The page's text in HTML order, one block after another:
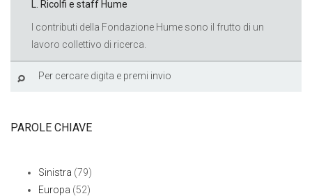
L. Ricolfi e staff Hume
I contributi della Fondazione Hume sono il frutto di un
lavoro collettivo di ricerca.
PAROLE CHIAVE
Sinistra (79)
Europa (52)